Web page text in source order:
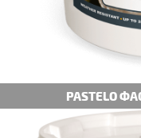
PASTELO